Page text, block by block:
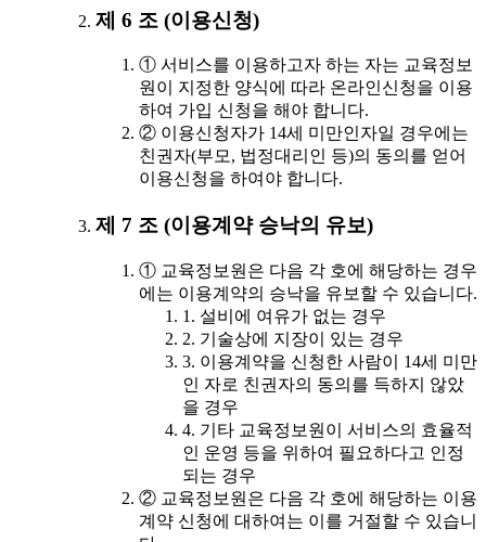
제 6 조 (이용신청)
① 서비스를 이용하고자 하는 자는 교육정보
원이 지정한 양식에 따라 온라인신청을 이용
하여 가입 신청을 해야 합니다.
② 이용신청자가 14세 미만인자일 경우에는
친권자(부모, 법정대리인 등)의 동의를 얻어
이용신청을 하여야 합니다.
제 7 조 (이용계약 승낙의 유보)
① 교육정보원은 다음 각 호에 해당하는 경우
에는 이용계약의 승낙을 유보할 수 있습니다.
1. 설비에 여유가 없는 경우
2. 기술상에 지장이 있는 경우
3. 이용계약을 신청한 사람이 14세 미만
인 자로 친권자의 동의를 득하지 않았
을 경우
4. 기타 교육정보원이 서비스의 효율적
인 운영 등을 위하여 필요하다고 인정
되는 경우
② 교육정보원은 다음 각 호에 해당하는 이용
계약 신청에 대하여는 이를 거절할 수 있습니